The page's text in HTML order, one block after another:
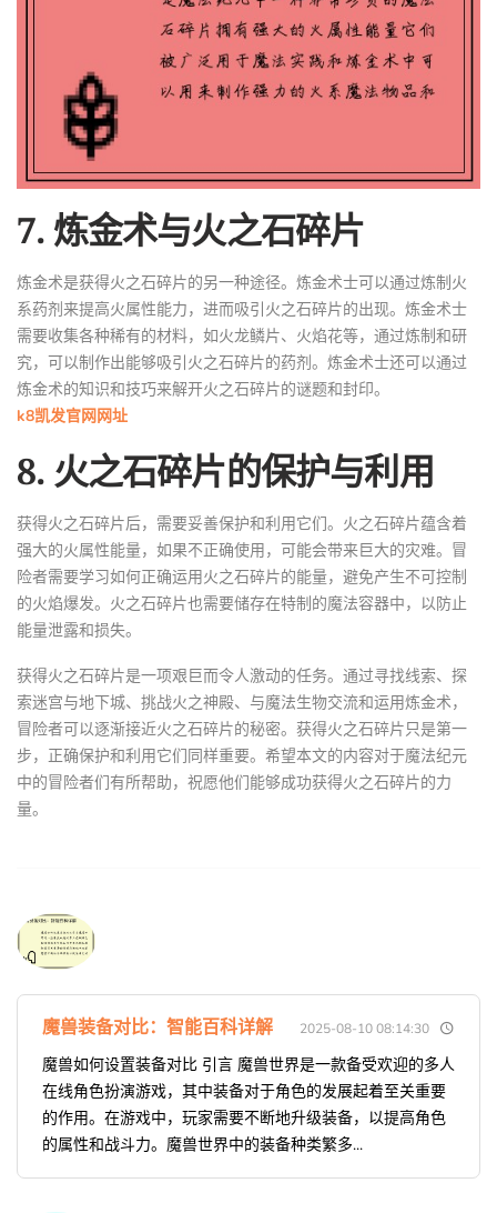
7. 炼金术与火之石碎片
炼金术是获得火之石碎片的另一种途径。炼金术士可以通过炼制火
系药剂来提高火属性能力，进而吸引火之石碎片的出现。炼金术士
需要收集各种稀有的材料，如火龙鳞片、火焰花等，通过炼制和研
究，可以制作出能够吸引火之石碎片的药剂。炼金术士还可以通过
炼金术的知识和技巧来解开火之石碎片的谜题和封印。
k8凯发官网网址
8. 火之石碎片的保护与利用
获得火之石碎片后，需要妥善保护和利用它们。火之石碎片蕴含着
强大的火属性能量，如果不正确使用，可能会带来巨大的灾难。冒
险者需要学习如何正确运用火之石碎片的能量，避免产生不可控制
的火焰爆发。火之石碎片也需要储存在特制的魔法容器中，以防止
能量泄露和损失。
获得火之石碎片是一项艰巨而令人激动的任务。通过寻找线索、探
索迷宫与地下城、挑战火之神殿、与魔法生物交流和运用炼金术，
冒险者可以逐渐接近火之石碎片的秘密。获得火之石碎片只是第一
步，正确保护和利用它们同样重要。希望本文的内容对于魔法纪元
中的冒险者们有所帮助，祝愿他们能够成功获得火之石碎片的力
量。
魔兽装备对比：智能百科详解 2025-08-10 08:14:30
魔兽如何设置装备对比 引言 魔兽世界是一款备受欢迎的多人
在线角色扮演游戏，其中装备对于角色的发展起着至关重要
的作用。在游戏中，玩家需要不断地升级装备，以提高角色
的属性和战斗力。魔兽世界中的装备种类繁多...